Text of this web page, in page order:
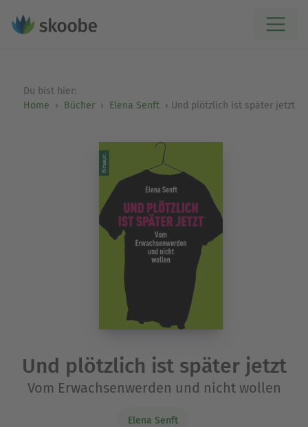
Du bist hier:
Home
Bücher Elena Senft Und plötzlich ist später jetzt
Und plötzlich ist später jetzt
Vom Erwachsenwerden und nicht wollen
Elena Senft